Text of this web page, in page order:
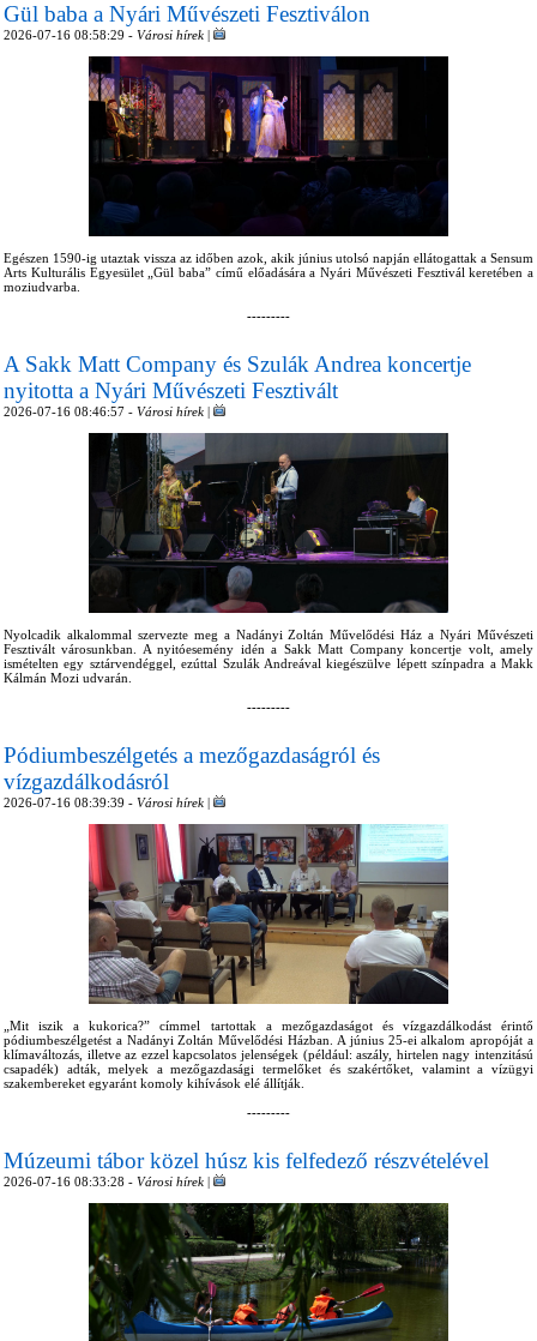
Gül baba a Nyári Művészeti Fesztiválon
2026-07-16 08:58:29 - Városi hírek |
Egészen 1590-ig utaztak vissza az időben azok, akik június utolsó napján ellátogattak a Sensum
Arts Kulturális Egyesület „Gül baba” című előadására a Nyári Művészeti Fesztivál keretében a
moziudvarba.
---------
A Sakk Matt Company és Szulák Andrea koncertje
nyitotta a Nyári Művészeti Fesztivált
2026-07-16 08:46:57 - Városi hírek |
Nyolcadik alkalommal szervezte meg a Nadányi Zoltán Művelődési Ház a Nyári Művészeti
Fesztivált városunkban. A nyitóesemény idén a Sakk Matt Company koncertje volt, amely
ismételten egy sztárvendéggel, ezúttal Szulák Andreával kiegészülve lépett színpadra a Makk
Kálmán Mozi udvarán.
---------
Pódiumbeszélgetés a mezőgazdaságról és
vízgazdálkodásról
2026-07-16 08:39:39 - Városi hírek |
„Mit iszik a kukorica?” címmel tartottak a mezőgazdaságot és vízgazdálkodást érintő
pódiumbeszélgetést a Nadányi Zoltán Művelődési Házban. A június 25-ei alkalom apropóját a
klímaváltozás, illetve az ezzel kapcsolatos jelenségek (például: aszály, hirtelen nagy intenzitású
csapadék) adták, melyek a mezőgazdasági termelőket és szakértőket, valamint a vízügyi
szakembereket egyaránt komoly kihívások elé állítják.
---------
Múzeumi tábor közel húsz kis felfedező részvételével
2026-07-16 08:33:28 - Városi hírek |